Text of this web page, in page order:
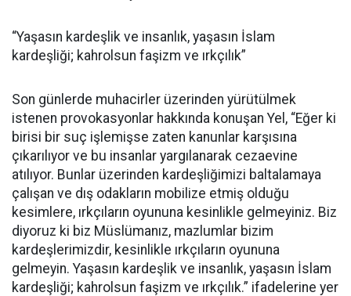
“Yaşasın kardeşlik ve insanlık, yaşasın İslam
kardeşliği; kahrolsun faşizm ve ırkçılık”
Son günlerde muhacirler üzerinden yürütülmek
istenen provokasyonlar hakkında konuşan Yel, “Eğer ki
birisi bir suç işlemişse zaten kanunlar karşısına
çıkarılıyor ve bu insanlar yargılanarak cezaevine
atılıyor. Bunlar üzerinden kardeşliğimizi baltalamaya
çalışan ve dış odakların mobilize etmiş olduğu
kesimlere, ırkçıların oyununa kesinlikle gelmeyiniz. Biz
diyoruz ki biz Müslümanız, mazlumlar bizim
kardeşlerimizdir, kesinlikle ırkçıların oyununa
gelmeyin. Yaşasın kardeşlik ve insanlık, yaşasın İslam
kardeşliği; kahrolsun faşizm ve ırkçılık.” ifadelerine yer